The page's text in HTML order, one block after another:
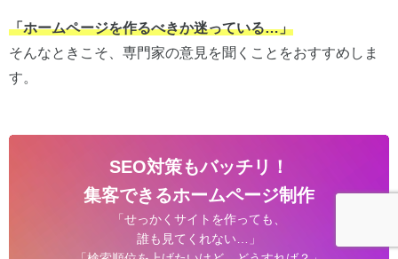
「ホームページを作るべきか迷っている…」
そんなときこそ、専門家の意見を聞くことをおすすめしま
す。
SEO対策もバッチリ！
集客できるホームページ制作
「せっかくサイトを作っても、
誰も見てくれない…」